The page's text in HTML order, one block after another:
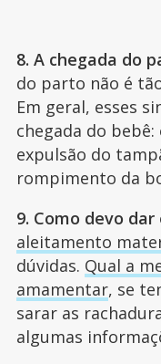
8. A chegada do
do parto não é
Em geral, esses
chegada do
expulsão do
rompimento da
9. Como devo
aleitamento
dúvidas. Qual a
amamentar, se
sarar as
algumas